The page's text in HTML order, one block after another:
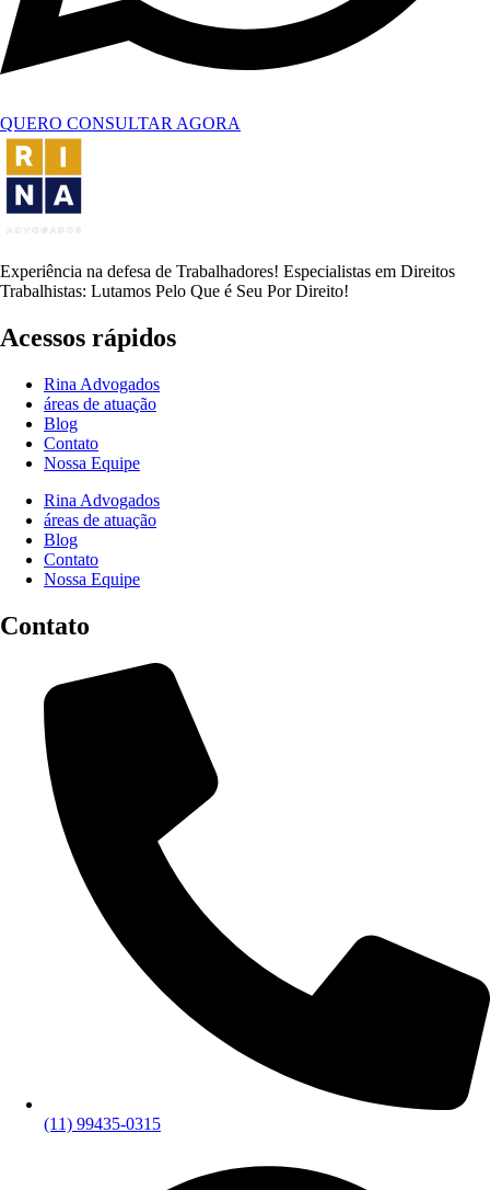
QUERO CONSULTAR AGORA
Experiência na defesa de Trabalhadores! Especialistas em Direitos
Trabalhistas: Lutamos Pelo Que é Seu Por Direito!
Acessos rápidos
Rina Advogados
áreas de atuação
Blog
Contato
Nossa Equipe
Rina Advogados
áreas de atuação
Blog
Contato
Nossa Equipe
Contato
(11) 99435-0315